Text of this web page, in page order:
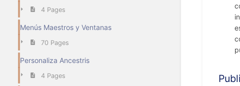
4 Pages
Menús Maestros y Ventanas
70 Pages
Personaliza Ancestris
4 Pages